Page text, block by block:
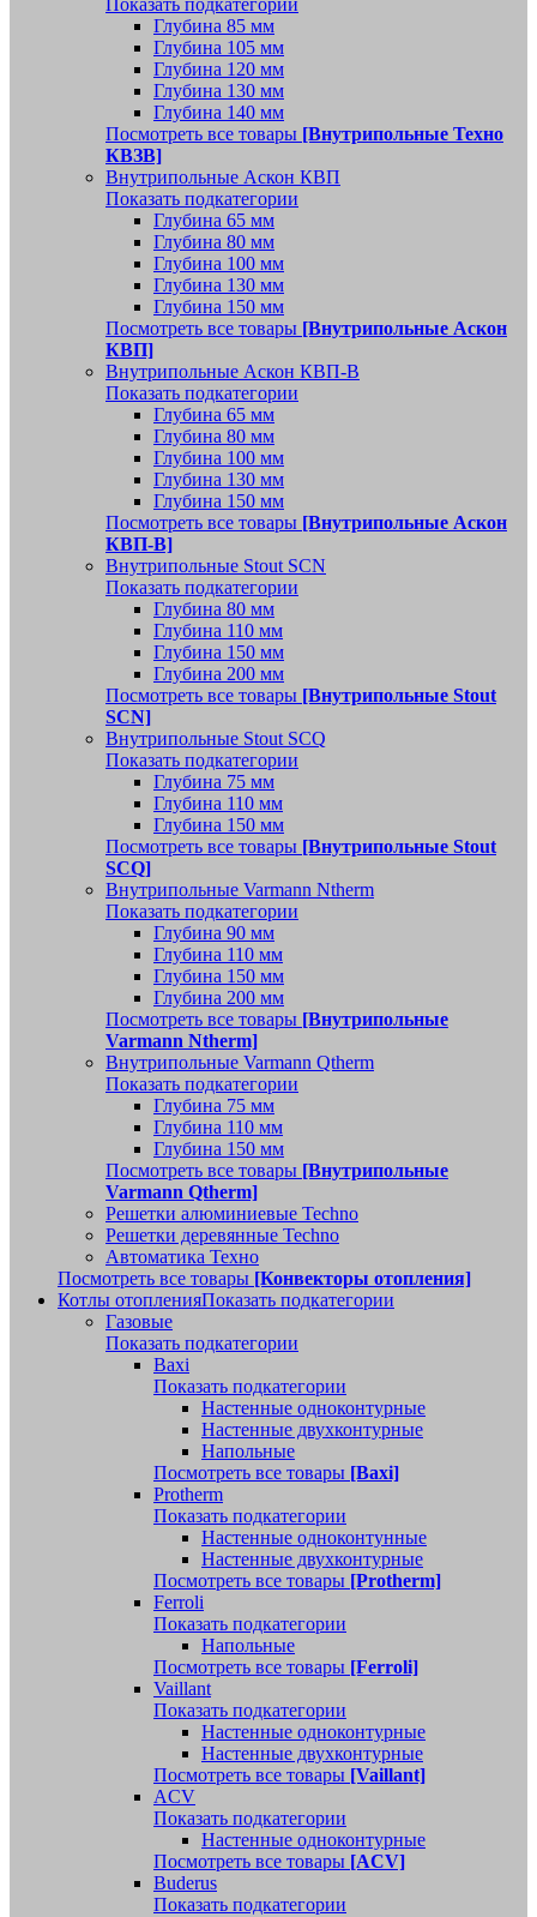
Показать подкатегории
Глубина 85 мм
Глубина 105 мм
Глубина 120 мм
Глубина 130 мм
Глубина 140 мм
Посмотреть все товары [Внутрипольные Техно
КВЗВ]
Внутрипольные Аскон КВП
Показать подкатегории
Глубина 65 мм
Глубина 80 мм
Глубина 100 мм
Глубина 130 мм
Глубина 150 мм
Посмотреть все товары [Внутрипольные Аскон
КВП]
Внутрипольные Аскон КВП-В
Показать подкатегории
Глубина 65 мм
Глубина 80 мм
Глубина 100 мм
Глубина 130 мм
Глубина 150 мм
Посмотреть все товары [Внутрипольные Аскон
КВП-В]
Внутрипольные Stout SCN
Показать подкатегории
Глубина 80 мм
Глубина 110 мм
Глубина 150 мм
Глубина 200 мм
Посмотреть все товары [Внутрипольные Stout
SCN]
Внутрипольные Stout SCQ
Показать подкатегории
Глубина 75 мм
Глубина 110 мм
Глубина 150 мм
Посмотреть все товары [Внутрипольные Stout
SCQ]
Внутрипольные Varmann Ntherm
Показать подкатегории
Глубина 90 мм
Глубина 110 мм
Глубина 150 мм
Глубина 200 мм
Посмотреть все товары [Внутрипольные
Varmann Ntherm]
Внутрипольные Varmann Qtherm
Показать подкатегории
Глубина 75 мм
Глубина 110 мм
Глубина 150 мм
Посмотреть все товары [Внутрипольные
Varmann Qtherm]
Решетки алюминиевые Techno
Решетки деревянные Techno
Автоматика Техно
Посмотреть все товары [Конвекторы отопления]
Котлы отопленияПоказать подкатегории
Газовые
Показать подкатегории
Baxi
Показать подкатегории
Настенные одноконтурные
Настенные двухконтурные
Напольные
Посмотреть все товары [Baxi]
Protherm
Показать подкатегории
Настенные одноконтунные
Настенные двухконтурные
Посмотреть все товары [Protherm]
Ferroli
Показать подкатегории
Напольные
Посмотреть все товары [Ferroli]
Vaillant
Показать подкатегории
Настенные одноконтурные
Настенные двухконтурные
Посмотреть все товары [Vaillant]
ACV
Показать подкатегории
Настенные одноконтурные
Посмотреть все товары [ACV]
Buderus
Показать подкатегории